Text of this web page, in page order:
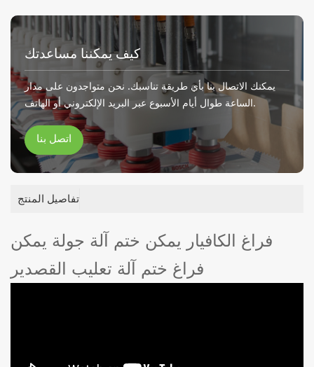
كيف يمكننا مساعدتك
يمكنك الاتصال بنا بأي طريقة تناسبك. نحن متواجدون على مدار
الساعة طوال أيام الأسبوع عبر البريد الإلكتروني أو الهاتف.
اتصل بنا
تفاصيل المنتج
فراغ الكافيار يمكن ختم آلة جولة يمكن
فراغ ختم آلة تعليب القصدير